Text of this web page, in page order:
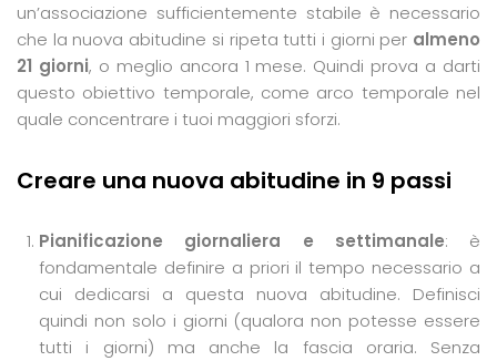
un’associazione sufficientemente stabile è necessario
che la nuova abitudine si ripeta tutti i giorni per almeno
21 giorni, o meglio ancora 1 mese. Quindi prova a darti
questo obiettivo temporale, come arco temporale nel
quale concentrare i tuoi maggiori sforzi.
Creare una nuova abitudine in 9 passi
Pianificazione giornaliera e settimanale: è
fondamentale definire a priori il tempo necessario a
cui dedicarsi a questa nuova abitudine. Definisci
quindi non solo i giorni (qualora non potesse essere
tutti i giorni) ma anche la fascia oraria. Senza